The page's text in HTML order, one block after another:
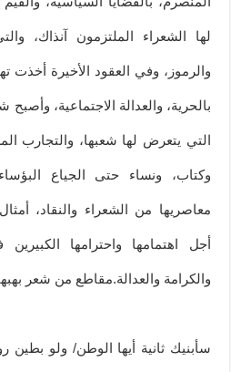
لها الشعراء الملتزمون آنذاك،
والرموز، وفي العقود الأخيرة أخذت
بالحرية، والعدالة الاجتماعية،
التي يتعرض لها شعبها، والتجارب
وكتاب، ونساء حتى الجياع
معاصريها من الشعراء والنقاد،
أجل اهتمامها واحترامها
والكرامة والعدالة.مقاطع من شعر
سأبنيك ثانية أيها الوطن/ ولو بطين